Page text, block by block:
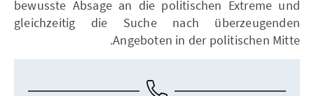
bewusste Absage an die politischen Extreme und
gleichzeitig die Suche nach überzeugenden
Angeboten in der politischen Mitte.